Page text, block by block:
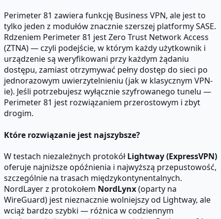
Perimeter 81 zawiera funkcję Business VPN, ale jest to
tylko jeden z modułów znacznie szerszej platformy SASE.
Rdzeniem Perimeter 81 jest Zero Trust Network Access
(ZTNA) — czyli podejście, w którym każdy użytkownik i
urządzenie są weryfikowani przy każdym żądaniu
dostępu, zamiast otrzymywać pełny dostęp do sieci po
jednorazowym uwierzytelnieniu (jak w klasycznym VPN-
ie). Jeśli potrzebujesz wyłącznie szyfrowanego tunelu —
Perimeter 81 jest rozwiązaniem przerostowym i zbyt
drogim.
Które rozwiązanie jest najszybsze?
W testach niezależnych protokół Lightway (ExpressVPN)
oferuje najniższe opóźnienia i najwyższą przepustowość,
szczególnie na trasach międzykontynentalnych.
NordLayer z protokołem NordLynx(oparty na
WireGuard) jest nieznacznie wolniejszy od Lightway, ale
wciąż bardzo szybki — różnica w codziennym